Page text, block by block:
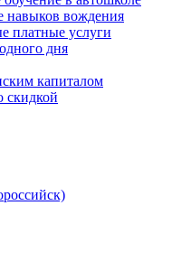
навыков вождения
платные услуги
дня
капиталом
скидкой